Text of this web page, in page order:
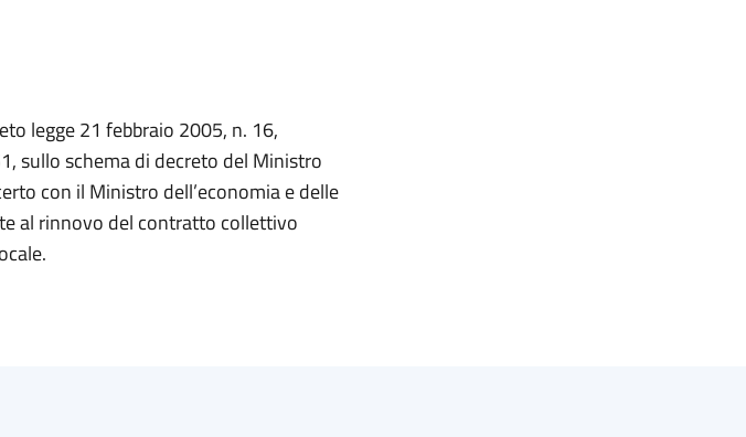
legge 21 febbraio 2005, n. 16,
sullo schema di decreto del Ministro
con il Ministro dell’economia e delle
al rinnovo del contratto collettivo